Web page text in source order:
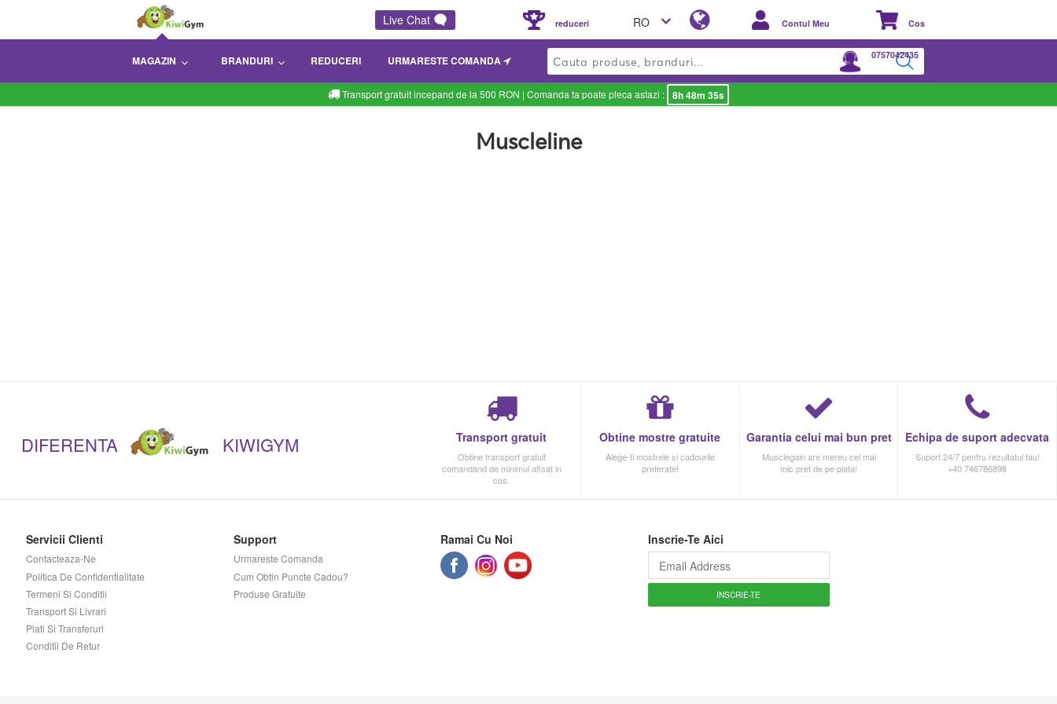
Cos
Contul Meu
RO
reduceri
Live Chat
0757042435
MAGAZIN BRANDURI REDUCERI URMARESTE COMANDA
Transport gratuit incepand de la 500 RON | Comanda ta poate pleca astazi : 8h 48m 35s
Muscleline
DIFERENTA KIWIGYM Transport gratuit
Obtine transport gratuit
comandand de minimul afisat in
cos.
Obtine mostre gratuite
Alege-ti mostrele si cadourile
preferate!
Garantia celui mai bun pret
Musclegain are mereu cel mai
mic pret de pe piata!
Echipa de suport adecvata
Suport 24/7 pentru rezultatul tau!
+40 746786898
Servicii Clienti
Contacteaza-Ne
Politica De Confidentialitate
Termeni Si Conditii
Transport Si Livrari
Plati Si Transferuri
Conditii De Retur
Support
Urmareste Comanda
Cum Obtin Puncte Cadou?
Produse Gratuite
Ramai Cu Noi Inscrie-Te Aici
INSCRIE-TE